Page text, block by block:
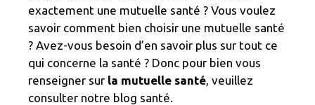
exactement une mutuelle santé ? Vous voulez
savoir comment bien choisir une mutuelle santé
? Avez-vous besoin d’en savoir plus sur tout ce
qui concerne la santé ? Donc pour bien vous
renseigner sur la mutuelle santé, veuillez
consulter notre blog santé.